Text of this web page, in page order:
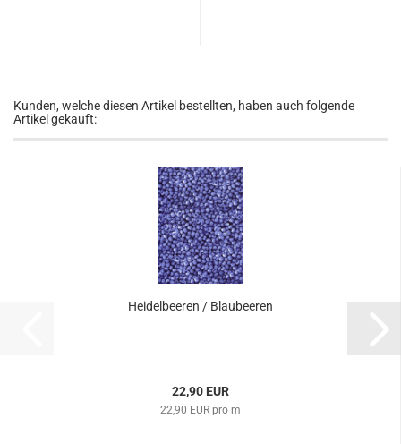
Kunden, welche diesen Artikel bestellten, haben auch folgende
Artikel gekauft:
Heidelbeeren / Blaubeeren
22,90 EUR
22,90 EUR pro m